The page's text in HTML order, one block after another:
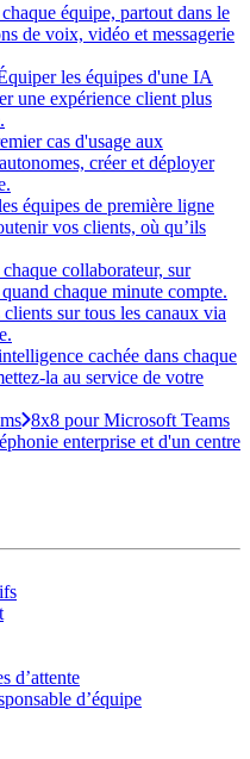
équipe, partout dans le
de voix, vidéo et messagerie
les équipes d'une IA
une expérience client plus
cas d'usage aux
créer et déployer
équipes de première ligne
vos clients, où qu’ils
collaborateur, sur
chaque minute compte.
sur tous les canaux via
cachée dans chaque
la au service de votre
8x8 pour Microsoft Teams
enterprise et d'un centre
d’attente
d’équipe